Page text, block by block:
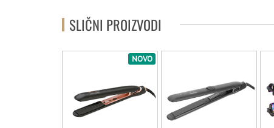
SLIČNI PROIZVODI
NOVO